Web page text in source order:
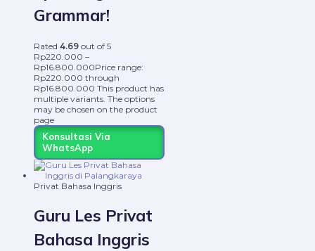
Grammar!
Rated 4.69 out of 5
Rp220.000 –
Rp16.800.000Price range:
Rp220.000 through
Rp16.800.000 This product has
multiple variants. The options
may be chosen on the product
page
Konsultasi Via
WhatsApp
Privat Bahasa Inggris
Guru Les Privat
Bahasa Inggris